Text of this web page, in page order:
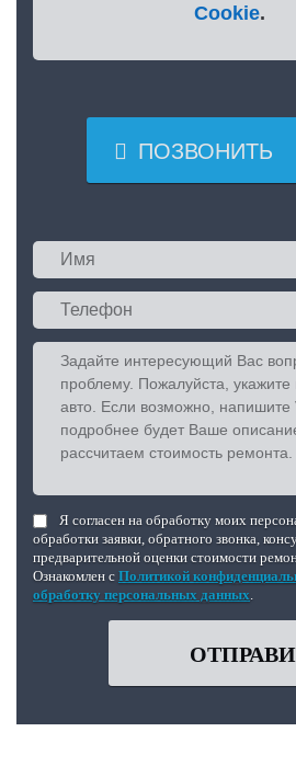
Cookie.

Я согласен на обработку моих
обработки заявки, обратного звонка,
предварительной оценки стоимости
Ознакомлен с Политикой
обработку персональных данных